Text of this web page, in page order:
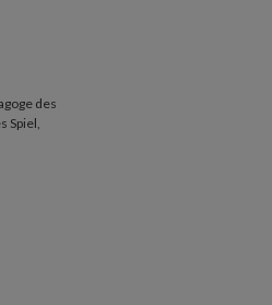
des
Spiel,